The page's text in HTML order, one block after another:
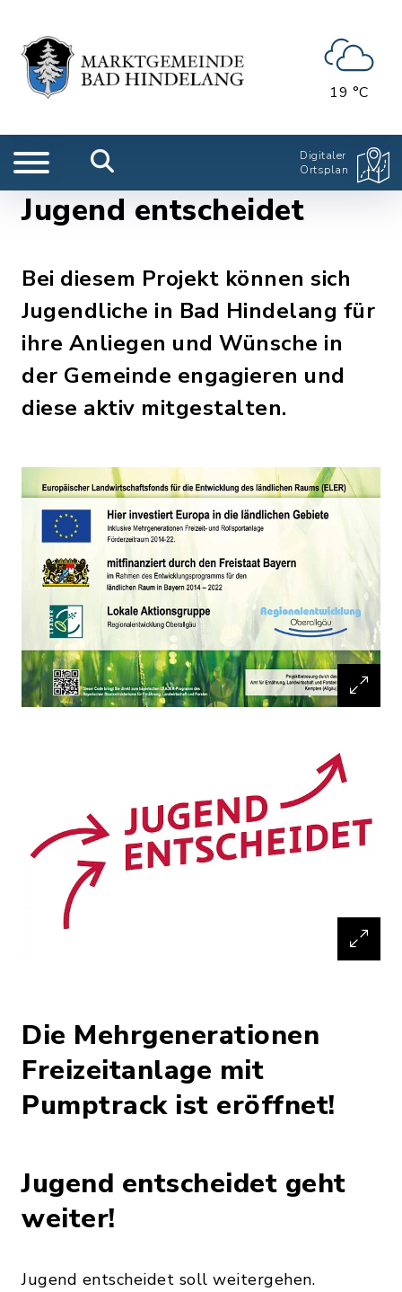
19 °C
Digitaler
Ortsplan
Jugend entscheidet
Bei diesem Projekt können sich
Jugendliche in Bad Hindelang für
ihre Anliegen und Wünsche in
der Gemeinde engagieren und
diese aktiv mitgestalten.
Die Mehrgenerationen
Freizeitanlage mit
Pumptrack ist eröffnet!
Jugend entscheidet geht
weiter!
Jugend entscheidet soll weitergehen.